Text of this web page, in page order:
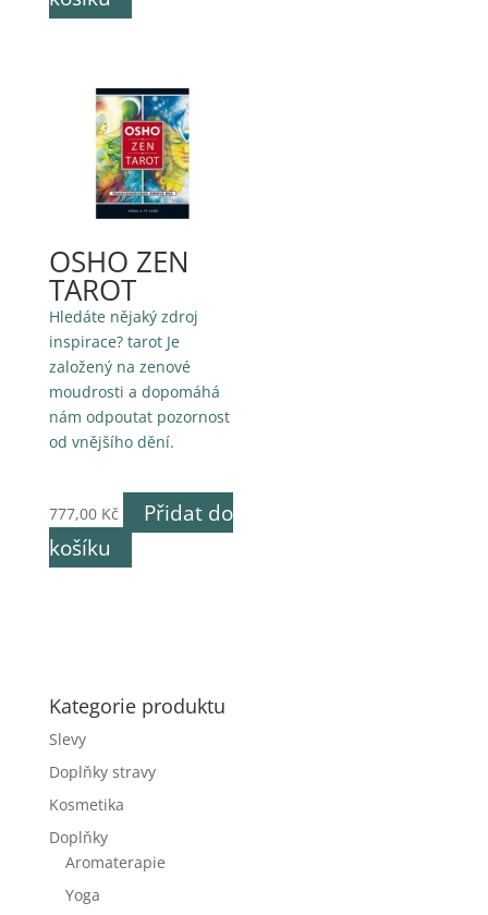
OSHO ZEN
TAROT
Hledáte nějaký zdroj
inspirace? tarot Je
založený na zenové
moudrosti a dopomáhá
nám odpoutat pozornost
od vnějšího dění.
777,00 Kč
Přidat do
košíku
Kategorie produktu
Slevy
Doplňky stravy
Kosmetika
Doplňky
Aromaterapie
Yoga